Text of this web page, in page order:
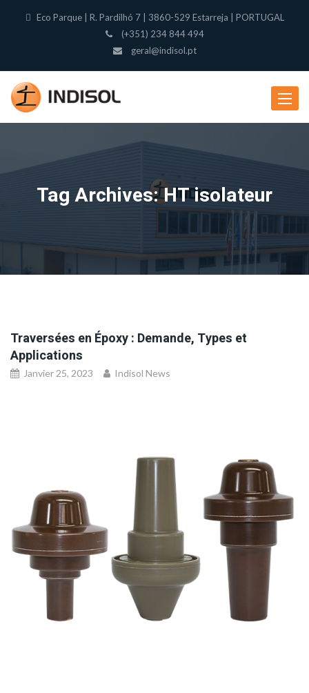
Eco Parque | R. Pardilhó 7 | 3860-529 Estarreja | PORTUGAL
(+351) 234 844 494
geral@indisol.pt
Toggle
Tag Archives: HT isolateur
Traversées en Époxy : Demande, Types et
Applications
Janvier 25, 2023 Indisol News